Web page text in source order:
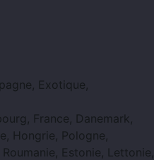
Exotique,
France, Danemark,
Hongrie, Pologne,
Estonie, Lettonie,